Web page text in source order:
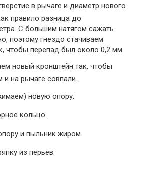
в рычаге и диаметр нового
правило разница до
С большим натягом сажать
поэтому гнездо стачиваем
чтобы перепад был около 0,2 мм.
новый кронштейн так, чтобы
и на рычаге совпали.
новую опору.
кольцо.
и пыльник жиром.
из перьев.